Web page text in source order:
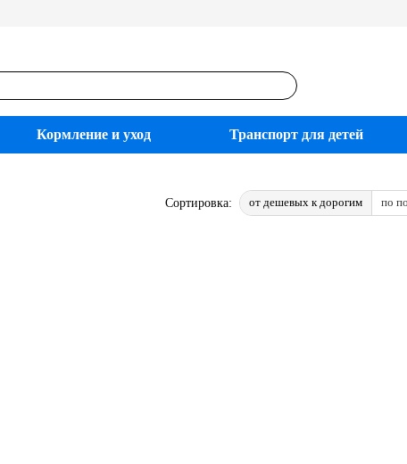
Кормление и уход Транспорт для детей
Сортировка: от дешевых к дорогим по